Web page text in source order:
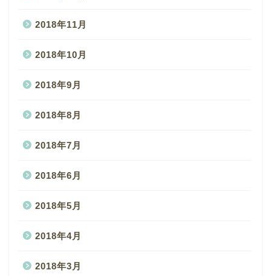
2018年11月
2018年10月
2018年9月
2018年8月
2018年7月
2018年6月
2018年5月
2018年4月
2018年3月